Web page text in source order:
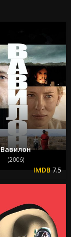
Вавилон
(2006)
7.5